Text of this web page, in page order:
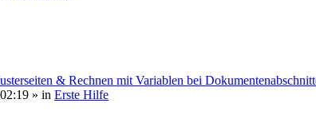
& Rechnen mit Variablen bei
» in Erste Hilfe